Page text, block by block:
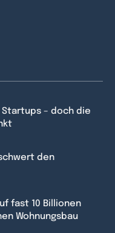
– doch die
den
fast 10 Billionen
Wohnungsbau